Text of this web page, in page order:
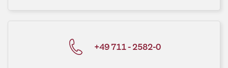
+49 711 - 2582-0